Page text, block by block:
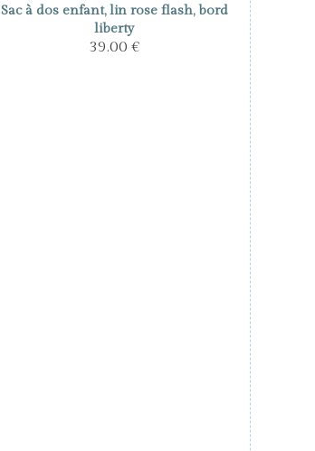
Sac à dos enfant, lin rose flash, bord
liberty
39.00 €